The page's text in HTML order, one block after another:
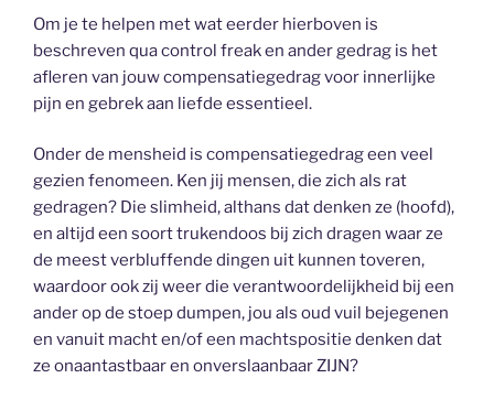
Om je te helpen met wat eerder hierboven is
beschreven qua control freak en ander gedrag is het
afleren van jouw compensatiegedrag voor innerlijke
pijn en gebrek aan liefde essentieel.
Onder de mensheid is compensatiegedrag een veel
gezien fenomeen. Ken jij mensen, die zich als rat
gedragen? Die slimheid, althans dat denken ze (hoofd),
en altijd een soort trukendoos bij zich dragen waar ze
de meest verbluffende dingen uit kunnen toveren,
waardoor ook zij weer die verantwoordelijkheid bij een
ander op de stoep dumpen, jou als oud vuil bejegenen
en vanuit macht en/of een machtspositie denken dat
ze onaantastbaar en onverslaanbaar ZIJN?